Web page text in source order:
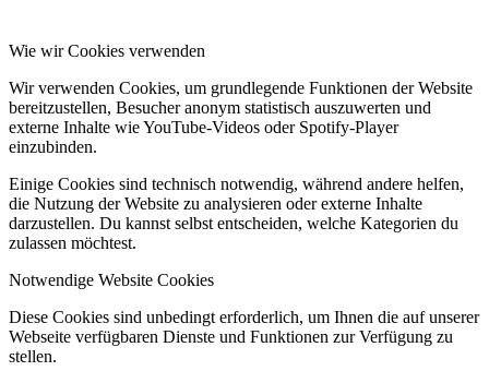
Wie wir Cookies verwenden
Wir verwenden Cookies, um grundlegende Funktionen der Website
bereitzustellen, Besucher anonym statistisch auszuwerten und
externe Inhalte wie YouTube-Videos oder Spotify-Player
einzubinden.
Einige Cookies sind technisch notwendig, während andere helfen,
die Nutzung der Website zu analysieren oder externe Inhalte
darzustellen. Du kannst selbst entscheiden, welche Kategorien du
zulassen möchtest.
Notwendige Website Cookies
Diese Cookies sind unbedingt erforderlich, um Ihnen die auf unserer
Webseite verfügbaren Dienste und Funktionen zur Verfügung zu
stellen.